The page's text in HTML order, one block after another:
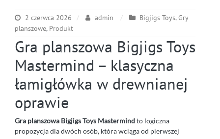
2 czerwca 2026 admin Bigjigs Toys,Gry
planszowe, Produkt
Gra planszowa Bigjigs Toys
Mastermind – klasyczna
łamigłówka w drewnianej
oprawie
Gra planszowa Bigjigs Toys Mastermindto logiczna
propozycja dla dwóch osób, która wciąga od pierwszej